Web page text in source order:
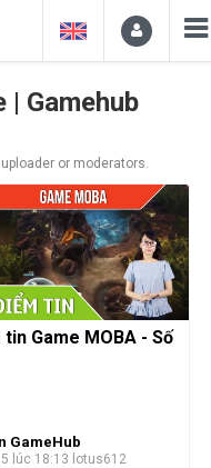
| Gamehub
or moderators.
Game MOBA - Số
GameHub
lúc 18:13 lotus612